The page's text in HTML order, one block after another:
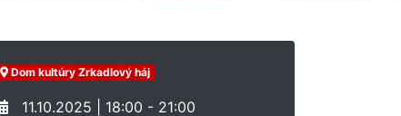
Dom kultúry Zrkadlový háj
11.10.2025 | 18:00 - 21:00